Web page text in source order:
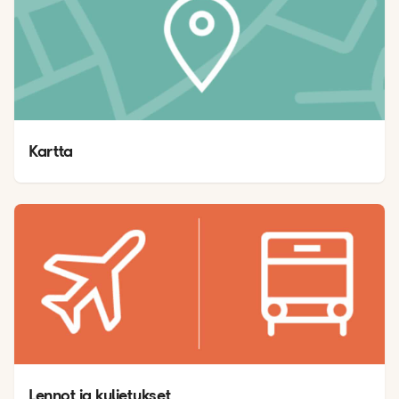
Lennot ja kuljetukset